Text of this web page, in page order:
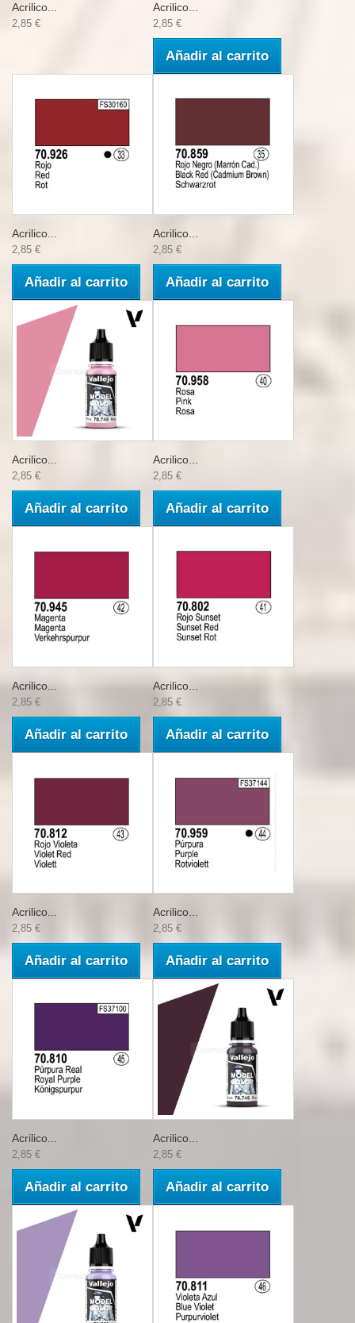
Acrilico...
2,85 €
Acrilico...
2,85 €
Añadir al carrito
Acrilico...
2,85 €
Añadir al carrito
Acrilico...
2,85 €
Añadir al carrito
Acrilico...
2,85 €
Añadir al carrito
Acrilico...
2,85 €
Añadir al carrito
Acrilico...
2,85 €
Añadir al carrito
Acrilico...
2,85 €
Añadir al carrito
Acrilico...
2,85 €
Añadir al carrito
Acrilico...
2,85 €
Añadir al carrito
Acrilico...
2,85 €
Añadir al carrito
Acrilico...
2,85 €
Añadir al carrito